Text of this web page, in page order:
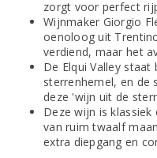
zorgt voor perfect
Wijnmaker Giorgio
oenoloog uit
verdiend, maar het
De Elqui Valley
sterrenhemel, en de
deze 'wijn uit de
Deze wijn is
van ruim twaalf
extra diepgang en